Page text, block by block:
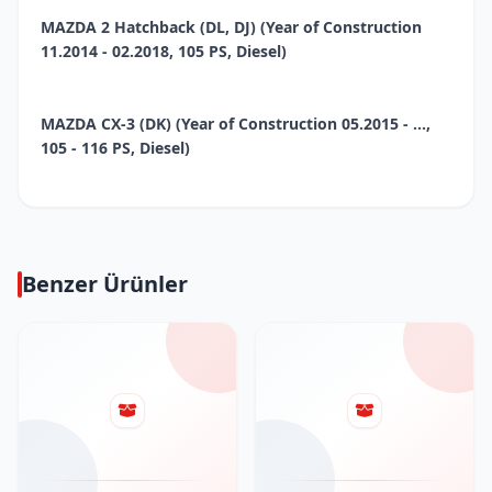
MAZDA 2 Hatchback (DL, DJ) (Year of Construction
11.2014 - 02.2018, 105 PS, Diesel)
MAZDA CX-3 (DK) (Year of Construction 05.2015 - ...,
105 - 116 PS, Diesel)
Benzer Ürünler